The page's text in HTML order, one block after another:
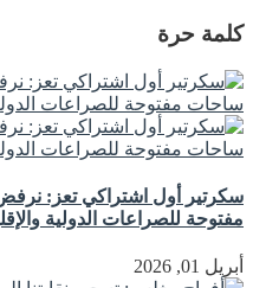
كلمة حرة
سكرتير أول اشتراكي تعز: نرفض
مفتوحة للصراعات الدولية
أبريل 01, 2026